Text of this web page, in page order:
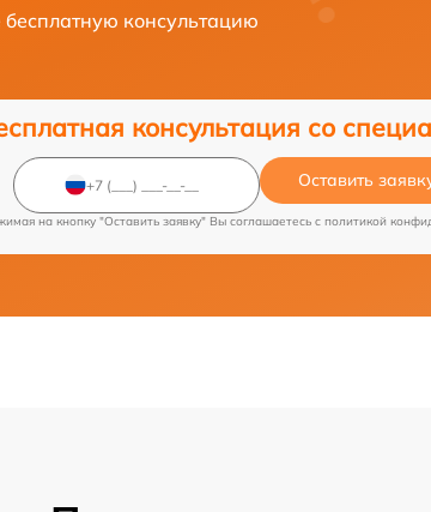
консультацию
консультация со
Оставить
на кнопку "Оставить заявку" Вы соглашаетесь c политикой